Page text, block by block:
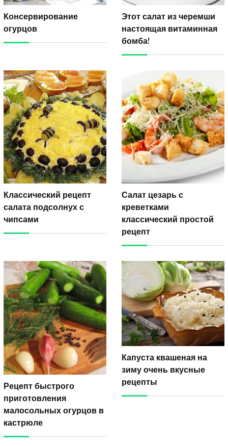
Консервирование
огурцов
Этот салат из черемши
настоящая витаминная
бомба!
Классический рецепт
салата подсолнух с
чипсами
Салат цезарь с
креветками
классический простой
рецепт
Рецепт быстрого
приготовления
малосольных огурцов в
кастрюле
Капуста квашеная на
зиму очень вкусные
рецепты